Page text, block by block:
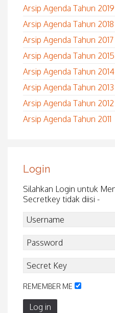
Arsip Agenda Tahun 2019
Arsip Agenda Tahun 2018
Arsip Agenda Tahun 2017
Arsip Agenda Tahun 2015
Arsip Agenda Tahun 2014
Arsip Agenda Tahun 2013
Arsip Agenda Tahun 2012
Arsip Agenda Tahun 2011
Login
Silahkan Login untuk
Secretkey tidak diisi -
REMEMBER ME
Log in